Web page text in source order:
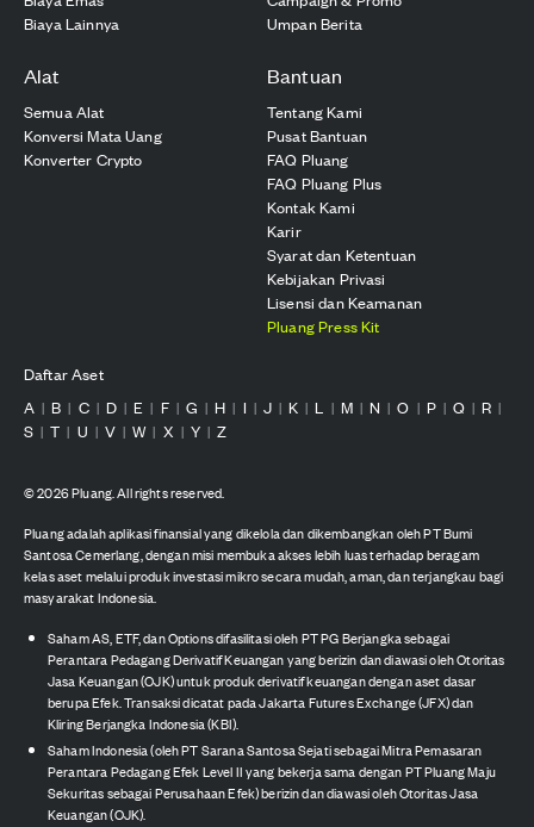
Biaya Lainnya
Umpan Berita
Alat
Semua Alat
Konversi Mata Uang
Konverter Crypto
Bantuan
Tentang Kami
Pusat Bantuan
FAQ Pluang
FAQ Pluang Plus
Kontak Kami
Karir
Syarat dan Ketentuan
Kebijakan Privasi
Lisensi dan Keamanan
Pluang Press Kit
Daftar Aset
A | B | C | D | E | F | G | H | I | J | K | L | M | N | O | P | Q | R |
S | T | U | V | W | X | Y | Z
©2026Pluang. All rights reserved.
Pluang adalah aplikasi finansial yang dikelola dan dikembangkan oleh PT Bumi
Santosa Cemerlang, dengan misi membuka akses lebih luas terhadap beragam
kelas aset melalui produk investasi mikro secara mudah, aman, dan terjangkau bagi
masyarakat Indonesia.
Saham AS, ETF, dan Options difasilitasi oleh PT PG Berjangka sebagai
Perantara Pedagang Derivatif Keuangan yang berizin dan diawasi oleh Otoritas
Jasa Keuangan (OJK) untuk produk derivatif keuangan dengan aset dasar
berupa Efek. Transaksi dicatat pada Jakarta Futures Exchange (JFX) dan
Kliring Berjangka Indonesia (KBI).
Saham Indonesia (oleh PT Sarana Santosa Sejati sebagai Mitra Pemasaran
Perantara Pedagang Efek Level II yang bekerja sama dengan PT Pluang Maju
Sekuritas sebagai Perusahaan Efek) berizin dan diawasi oleh Otoritas Jasa
Keuangan (OJK).